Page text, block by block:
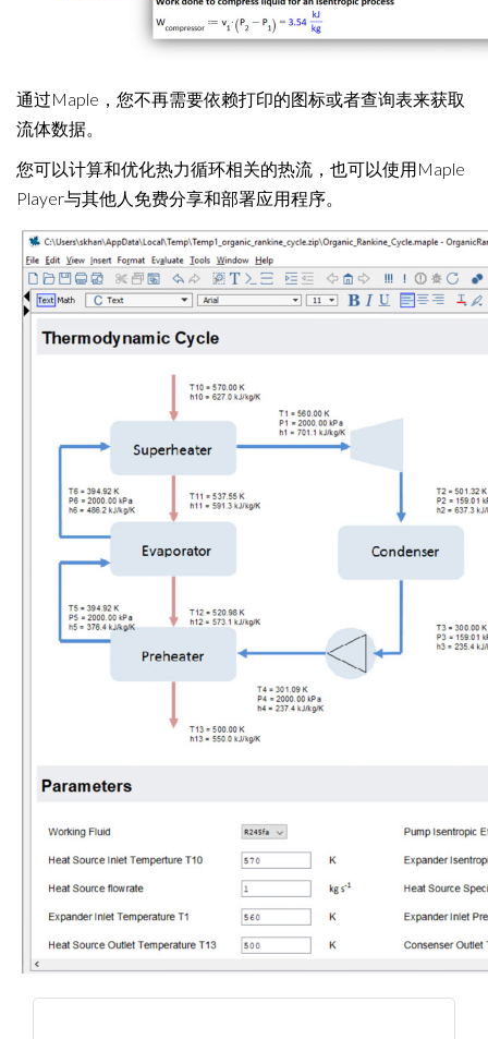
通过Maple，您不再需要依赖打印的图标或者查询表来获取
流体数据。
您可以计算和优化热力循环相关的热流，也可以使用Maple
Player与其他人免费分享和部署应用程序。